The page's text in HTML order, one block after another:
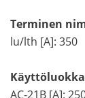
Terminen
lu/lth [A]: 350
Käyttöluokka
AC-21B [A]: